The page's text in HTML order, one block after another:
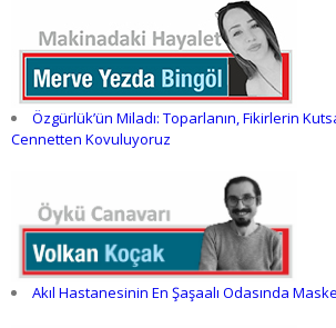
Özgürlük’ün Miladı: Toparlanın, Fikirlerin
Cennetten Kovuluyoruz
Akıl Hastanesinin En Şaşaalı Odasında